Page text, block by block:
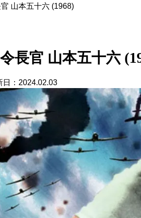
山本五十六 (1968)
長官 山本五十六
日：2024.02.03